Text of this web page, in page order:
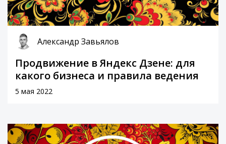
Александр Завьялов
Продвижение в Яндекс Дзене: для
какого бизнеса и правила ведения
5 мая 2022